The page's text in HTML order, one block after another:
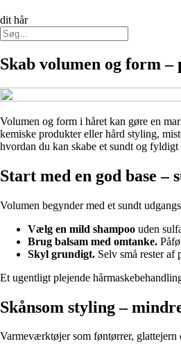
dit hår
Skab volumen og form –
Volumen og form i håret kan gøre en
kemiske produkter eller hård styling,
hvordan du kan skabe et sundt og
Start med en god base
Volumen begynder med et sundt
Vælg en mild shampoo uden
Brug balsam med omtanke.
Skyl grundigt. Selv små rester af
Et ugentligt plejende
Skånsom styling –
Varmeværktøjer som føntørrer, glattejern